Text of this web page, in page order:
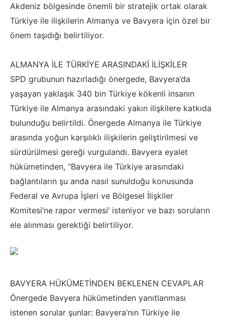
Akdeniz bölgesinde önemli bir stratejik ortak olarak
Türkiye ile ilişkilerin Almanya ve Bavyera için özel bir
önem taşıdığı belirtiliyor.
ALMANYA İLE TÜRKİYE ARASINDAKİ İLİŞKİLER
SPD grubunun hazırladığı önergede, Bavyera’da
yaşayan yaklaşık 340 bin Türkiye kökenli insanın
Türkiye ile Almanya arasındaki yakın ilişkilere katkıda
bulunduğu belirtildi. Önergede Almanya ile Türkiye
arasında yoğun karşılıklı ilişkilerin geliştirilmesi ve
sürdürülmesi gereği vurgulandı. Bavyera eyalet
hükümetinden, ‘’Bavyera ile Türkiye arasındaki
bağlantıların şu anda nasıl sunulduğu konusunda
Federal ve Avrupa İşleri ve Bölgesel İlişkiler
Komitesi’ne rapor vermesi’ isteniyor ve bazı soruların
ele alınması gerektiği belirtiliyor.
BAVYERA HÜKÜMETİNDEN BEKLENEN CEVAPLAR
Önergede Bavyera hükümetinden yanıtlanması
istenen sorular şunlar: Bavyera’nın Türkiye ile